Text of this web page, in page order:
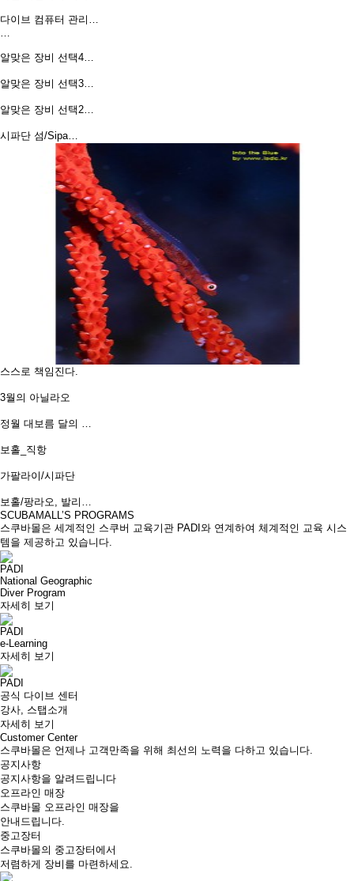
다이브 컴퓨터 관리…
…
알맞은 장비 선택4…
알맞은 장비 선택3…
알맞은 장비 선택2…
시파단 섬/Sipa…
스스로 책임진다.
3월의 아닐라오
정월 대보름 달의 …
보홀_직항
가팔라이/시파단
보홀/팡라오, 발리…
SCUBAMALL’S PROGRAMS
스쿠바몰은 세계적인 스쿠버 교육기관 PADI와 연계하여 체계적인 교육 시스
템을 제공하고 있습니다.
PADI
National Geographic
Diver Program
자세히 보기
PADI
e-Learning
자세히 보기
PADI
공식 다이브 센터
강사, 스탭소개
자세히 보기
Customer Center
스쿠바몰은 언제나 고객만족을 위해 최선의 노력을 다하고 있습니다.
공지사항
공지사항을 알려드립니다
오프라인 매장
스쿠바몰 오프라인 매장을
안내드립니다.
중고장터
스쿠바몰의 중고장터에서
저렴하게 장비를 마련하세요.